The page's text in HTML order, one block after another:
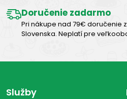
Doručenie zadarmo
Pri nákupe nad 79€ doručenie
Slovenska. Neplatí pre
Služby